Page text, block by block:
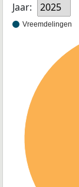
Jaar:
2025
Vreemdelingen